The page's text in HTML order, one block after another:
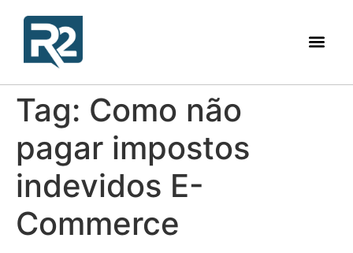
Tag: Como não
pagar impostos
indevidos E-
Commerce